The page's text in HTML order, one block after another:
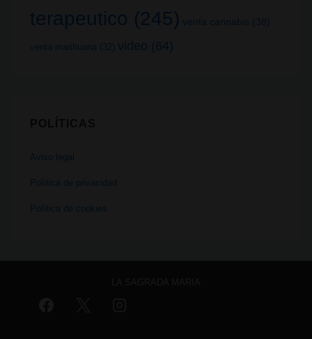
terapeutico (245) venta cannabis (38)
venta marihuana (32) video (64)
Aviso legal
Política de privacidad
Política de cookies